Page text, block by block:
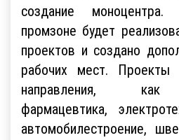
создание
промзоне будет
проектов и создано
рабочих мест. Проекты
направления, как
фармацевтика,
автомобилестроение,